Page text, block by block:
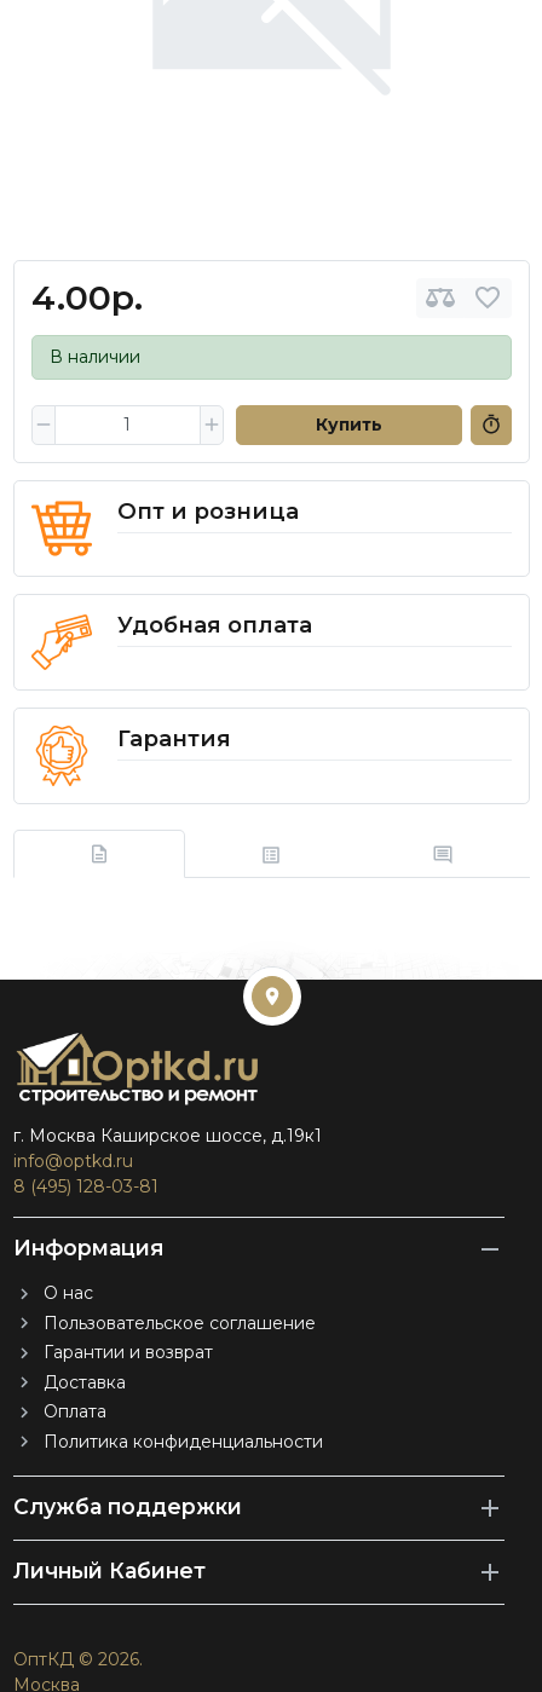
4.00р.
В наличии
Купить
Опт и розница
Удобная оплата
Гарантия
г. Москва Каширское шоссе, д.19к1
info@optkd.ru
8 (495) 128-03-81
Информация
О нас
Пользовательское соглашение
Гарантии и возврат
Доставка
Оплата
Политика конфиденциальности
Служба поддержки
Личный Кабинет
ОптКД © 2026.
Москва